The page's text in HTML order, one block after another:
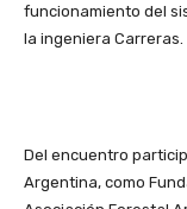
funcionamiento del
la ingeniera Carreras.
Del encuentro
Argentina, como